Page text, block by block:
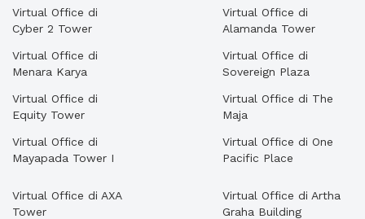
Virtual Office di
Cyber 2 Tower
Virtual Office di
Menara Karya
Virtual Office di
Equity Tower
Virtual Office di
Mayapada Tower I
Virtual Office di
Alamanda Tower
Virtual Office di
Sovereign Plaza
Virtual Office di The
Maja
Virtual Office di One
Pacific Place
Virtual Office di AXA
Tower
Virtual Office di Artha
Graha Building